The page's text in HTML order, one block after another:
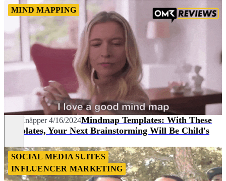
MIND MAPPING
Nils Knäpper 4/16/2024Mindmap Templates: With These
Templates, Your Next Brainstorming Will Be Child's
SOCIAL MEDIA SUITES
INFLUENCER MARKETING